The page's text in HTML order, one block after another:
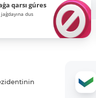
qarsı gúres
dus